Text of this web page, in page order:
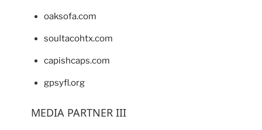
oaksofa.com
soultacohtx.com
capishcaps.com
gpsyfl.org
MEDIA PARTNER III